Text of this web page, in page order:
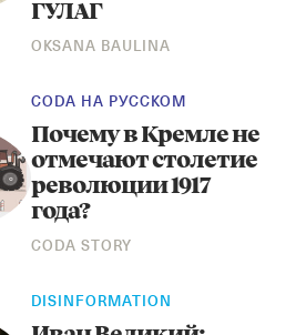
ГУЛАГ
OKSANA BAULINA
CODA НА РУССКОМ
Почему в Кремле не
отмечают столетие
революции 1917
года?
CODA STORY
DISINFORMATION